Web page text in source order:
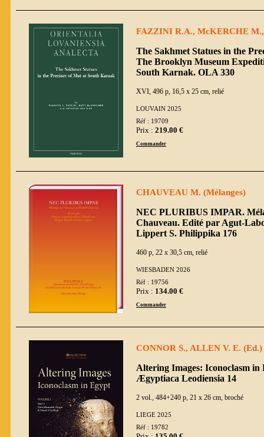
FAZZINI R.A., McKERCHE
The Sakhmet Statues in the
The Brooklyn Museum
South Karnak. OLA 330
XVI, 496 p, 16,5 x 25 cm, relié
LOUVAIN 2025
Réf : 19709
Prix : 219.00 €
Commander
CHAUVEAU M. (Mélanges)
NEC PLURIBUS IMPAR.
Chauveau. Edité par Agut-
Lippert S. Philippika 176
460 p, 22 x 30,5 cm, relié
WIESBADEN 2026
Réf : 19756
Prix : 134.00 €
Commander
CONNOR S., ALLEN V. E. (Ed.)
Altering Images: Iconoclasm
Ægyptiaca Leodiensia 14
2 vol., 484+240 p, 21 x 26 cm, broché
LIEGE 2025
Réf : 19782